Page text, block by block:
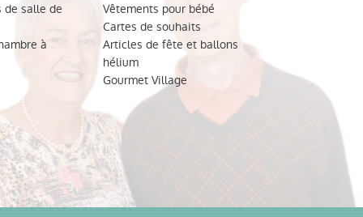
de salle de
à
Vêtements pour bébé
Cartes de souhaits
Articles de fête et ballons
hélium
Gourmet Village